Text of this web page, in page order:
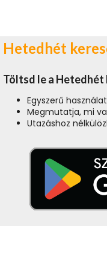
Hetedhét
Töltsd le a
Egyszerű használat
Megmutatja, mi
Utazáshoz